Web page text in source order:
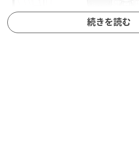
続きを読む